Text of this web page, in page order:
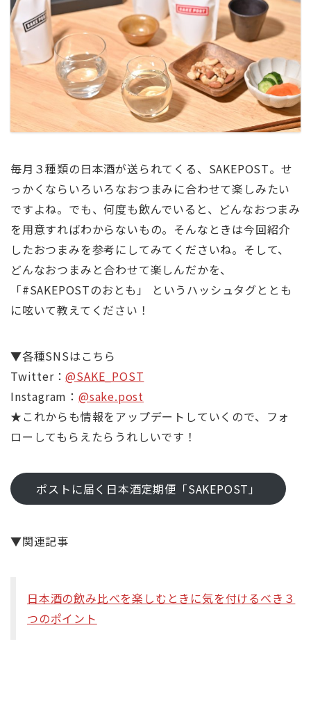
毎月３種類の日本酒が送られてくる、SAKEPOST。せ
っかくならいろいろなおつまみに合わせて楽しみたい
ですよね。でも、何度も飲んでいると、どんなおつまみ
を用意すればわからないもの。そんなときは今回紹介
したおつまみを参考にしてみてくださいね。そして、
どんなおつまみと合わせて楽しんだかを、
「#SAKEPOSTのおとも」 というハッシュタグととも
に呟いて教えてください！
▼各種SNSはこちら
Twitter：@SAKE_POST
Instagram： @sake.post
★これからも情報をアップデートしていくので、フォ
ローしてもらえたらうれしいです！
ポストに届く日本酒定期便「SAKEPOST」
▼関連記事
日本酒の飲み比べを楽しむときに気を付けるべき３
つのポイント